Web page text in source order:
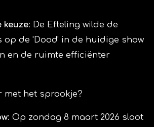
keuze: De Efteling wilde de
op de 'Dood' in de huidige show
en de ruimte efficiënter
met het sprookje?
: Op zondag 8 maart 2026 sloot